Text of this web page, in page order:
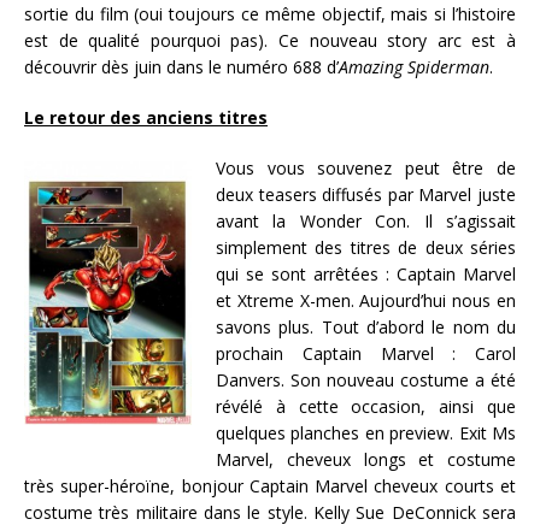
sortie du film (oui toujours ce même objectif, mais si l’histoire
est de qualité pourquoi pas). Ce nouveau story arc est à
découvrir dès juin dans le numéro 688 d’Amazing Spiderman.
Le retour des anciens titres
Vous vous souvenez peut être de
deux teasers diffusés par Marvel juste
avant la Wonder Con. Il s’agissait
simplement des titres de deux séries
qui se sont arrêtées : Captain Marvel
et Xtreme X-men. Aujourd’hui nous en
savons plus. Tout d’abord le nom du
prochain Captain Marvel : Carol
Danvers. Son nouveau costume a été
révélé à cette occasion, ainsi que
quelques planches en preview. Exit Ms
Marvel, cheveux longs et costume
très super-héroïne, bonjour Captain Marvel cheveux courts et
costume très militaire dans le style. Kelly Sue DeConnick sera